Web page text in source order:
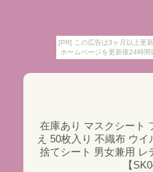
[PR] この広告は3ヶ月以上更
ホームページを更新後24時間
在庫あり マスクシート
え 50枚入り 不織布 ウ
捨てシート 男女兼用 レ
【